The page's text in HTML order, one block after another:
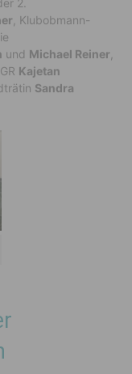
2.
, Klubobmann-
und Michael Reiner
Kajetan
Sandra